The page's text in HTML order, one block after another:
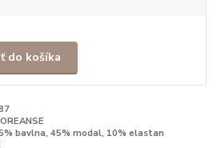
do košíka
bavlna, 45% modal, 10% elastan